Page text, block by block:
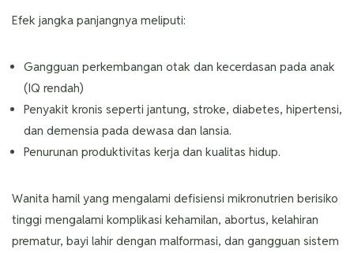
Efek jangka panjangnya meliputi:
Gangguan perkembangan otak dan kecerdasan pada anak
(IQ rendah)
Penyakit kronis seperti jantung, stroke, diabetes, hipertensi,
dan demensia pada dewasa dan lansia.
Penurunan produktivitas kerja dan kualitas hidup.
Wanita hamil yang mengalami defisiensi mikronutrien berisiko
tinggi mengalami komplikasi kehamilan, abortus, kelahiran
prematur, bayi lahir dengan malformasi, dan gangguan sistem